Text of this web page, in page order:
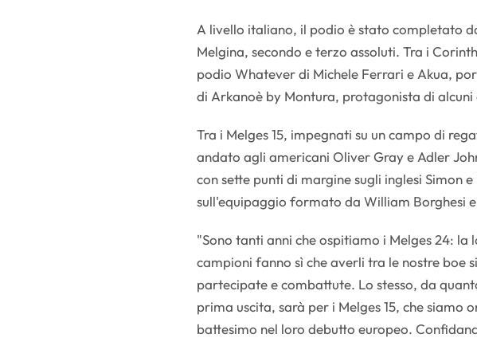
A livello italiano, il podio è stato completato
Melgina, secondo e terzo assoluti. Tra i
podio Whatever di Michele Ferrari e Akua,
di Arkanoè by Montura, protagonista di
Tra i Melges 15, impegnati su un campo di
andato agli americani Oliver Gray e Adler
con sette punti di margine sugli inglesi Simon
sull'equipaggio formato da William Borghesi
"Sono tanti anni che ospitiamo i Melges 24: la
campioni fanno sì che averli tra le nostre boe
partecipate e combattute. Lo stesso, da
prima uscita, sarà per i Melges 15, che siamo
battesimo nel loro debutto europeo.